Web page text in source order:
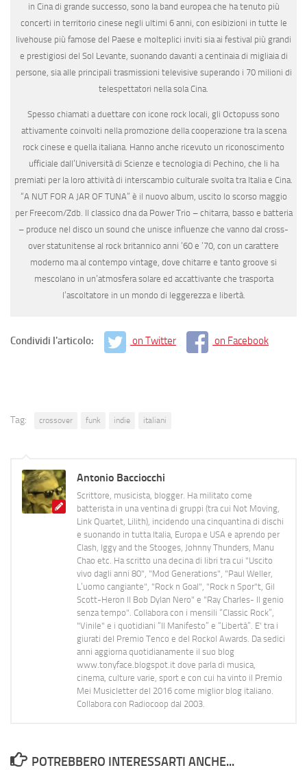
in Cina di grande successo, sono la band europea che ha tenuto più
concerti in territorio cinese negli ultimi 6 anni, con esibizioni in tutte le
livehouse più famose del Paese e molteplici inviti sia ai festival più grandi
e prestigiosi del Sol Levante, suonando davanti a centinaia di migliaia di
persone, sia alle principali trasmissioni televisive superando i 70 milioni di
telespettatori nella sola Cina.
Spesso chiamati a duettare con icone rock locali, gli Octopuss sono
attivamente coinvolti nella promozione della cooperazione tra la scena
rock cinese e quella italiana. Hanno anche ricevuto un riconoscimento
ufficiale dall’Università di Scienze e tecnologia di Pechino, che li ha
premiati per la loro attività di interscambio culturale svolta tra Italia e Cina.
“A NUT FOR A JAR OF TUNA” è il nuovo album, uscito lo scorso maggio
per Freecom/Zdb. Il classico dna da Power Trio – chitarra, basso e batteria
– produce nel disco un sound che unisce influenze che vanno dal cross-
over statunitense al rock britannico anni ’60 e ’70, con un carattere
moderno ma al contempo vintage, dove chitarre e tanto groove si
mescolano in un’atmosfera solare ed accattivante che trasporta
l’ascoltatore in un mondo di leggerezza e libertà.
Condividi l'articolo: on Twitter on Facebook
Tag: crossover funk indie italiani
Antonio Bacciocchi
Scrittore, musicista, blogger. Ha militato come
batterista in una ventina di gruppi (tra cui Not Moving,
Link Quartet, Lilith), incidendo una cinquantina di dischi
e suonando in tutta Italia, Europa e USA e aprendo per
Clash, Iggy and the Stooges, Johnny Thunders, Manu
Chao etc. Ha scritto una decina di libri tra cui "Uscito
vivo dagli anni 80", "Mod Generations", "Paul Weller,
L’uomo cangiante", "Rock n Goal", "Rock n Spor"t, Gil
Scott-Heron Il Bob Dylan Nero" e "Ray Charles- Il genio
senza tempo". Collabora con i mensili “Classic Rock”,
"Vinile" e i quotidiani “Il Manifesto” e “Libertà”. E' tra i
giurati del Premio Tenco e del Rockol Awards. Da sedici
anni aggiorna quotidianamente il suo blog
www.tonyface.blogspot.it dove parla di musica,
cinema, culture varie, sport e con cui ha vinto il Premio
Mei Musicletter del 2016 come miglior blog italiano.
Collabora con Radiocoop dal 2003.
POTREBBERO INTERESSARTI ANCHE...